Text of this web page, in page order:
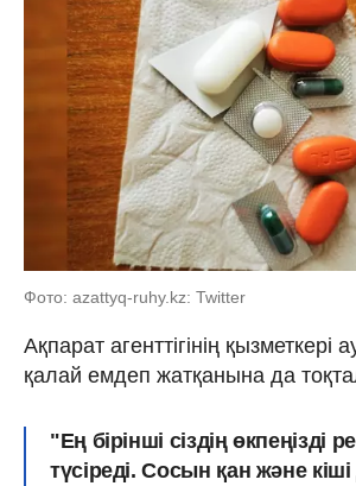
Фото: azattyq-ruhy.kz: Twitter
Ақпарат агенттігінің қызметкері
қалай емдеп жатқанына да
"Ең бірінші сіздің өкпеңізді
түсіреді. Сосын қан және